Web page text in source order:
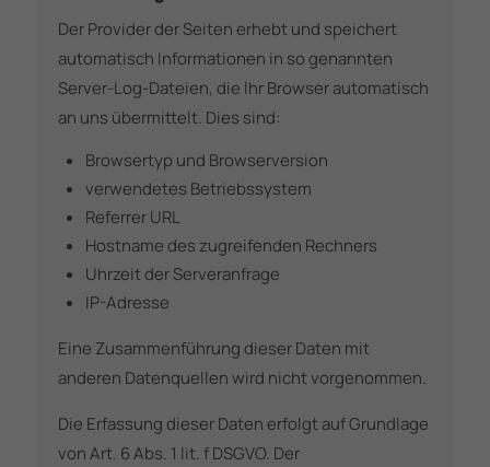
Der Provider der Seiten erhebt und speichert
automatisch Informationen in so genannten
Server-Log-Dateien, die Ihr Browser automatisch
an uns übermittelt. Dies sind:
Browsertyp und Browserversion
verwendetes Betriebssystem
Referrer URL
Hostname des zugreifenden Rechners
Uhrzeit der Serveranfrage
IP-Adresse
Eine Zusammenführung dieser Daten mit
anderen Datenquellen wird nicht vorgenommen.
Die Erfassung dieser Daten erfolgt auf Grundlage
von Art. 6 Abs. 1 lit. f DSGVO. Der